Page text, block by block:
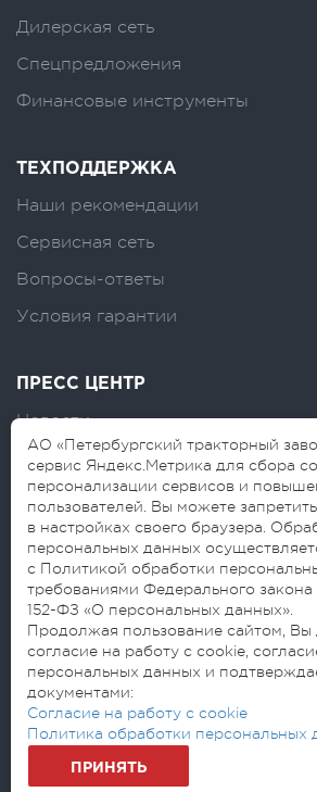
Дилерская сеть
Спецпредложения
Финансовые инструменты
ТЕХПОДДЕРЖКА
Наши рекомендации
Сервисная сеть
Вопросы-ответы
Условия гарантии
ПРЕСС ЦЕНТР
Новости
Логотипы
Блог
© 2026 АО «Петербургский
завод»
Согласие на обработку
Политика обработки
Разработано:
АО «Петербургский тракторный
сервис Яндекс.Метрика для сбора
персонализации сервисов и
пользователей. Вы можете
в настройках своего браузера.
персональных данных
с Политикой обработки
требованиями Федерального
152-ФЗ «О персональных данных».
Продолжая пользование сайтом, Вы
согласие на работу с cookie,
персональных данных и
документами:
Согласие на работу с cookie
Политика обработки персональных
ПРИНЯТЬ